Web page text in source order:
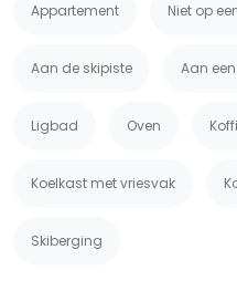
Appartement Niet op
Aan de skipiste Aan
Ligbad Oven
Koelkast met vriesvak
Skiberging